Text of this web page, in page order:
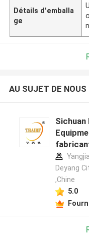
Détails d'emballa
ge
AU SUJET DE NOUS
Deyang
,Chine
5.0